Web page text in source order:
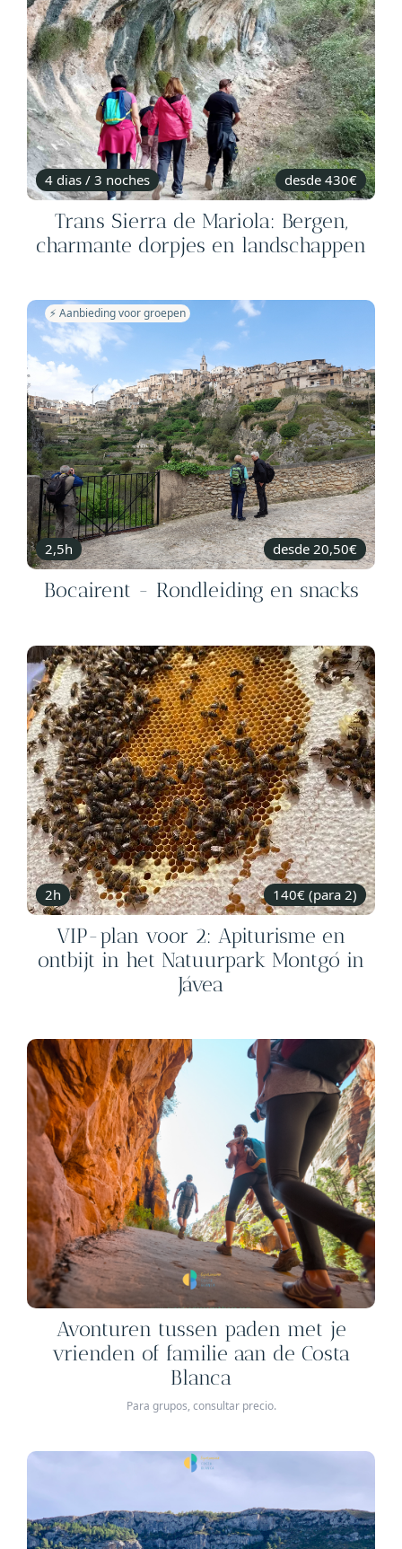
4 dias / 3 noches desde 430€
Trans Sierra de Mariola: Bergen,
charmante dorpjes en landschappen
2,5h desde 20,50€
⚡️ Aanbieding voor groepen
Bocairent - Rondleiding en snacks
2h 140€ (para 2)
VIP-plan voor 2: Apiturisme en
ontbijt in het Natuurpark Montgó in
Jávea
Avonturen tussen paden met je
vrienden of familie aan de Costa
Blanca
Para grupos, consultar precio.